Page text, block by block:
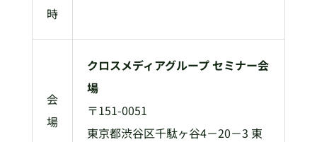
時
会
場
クロスメディアグループ セミナー会
場
〒151-0051
東京都渋谷区千駄ヶ谷4－20－3 東